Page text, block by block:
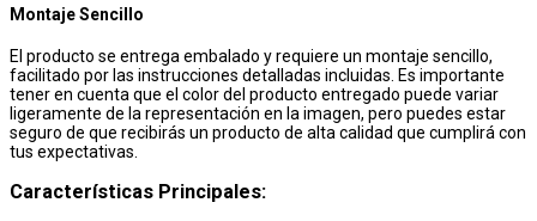
Montaje Sencillo
El producto se entrega embalado y requiere un montaje sencillo,
facilitado por las instrucciones detalladas incluidas. Es importante
tener en cuenta que el color del producto entregado puede variar
ligeramente de la representación en la imagen, pero puedes estar
seguro de que recibirás un producto de alta calidad que cumplirá con
tus expectativas.
Características Principales: